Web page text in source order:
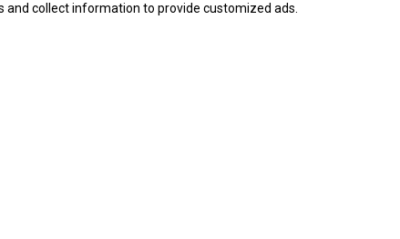
and collect information to provide customized ads.